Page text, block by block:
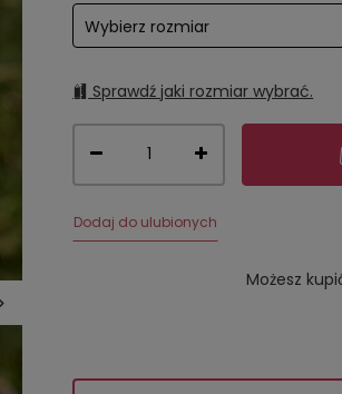
Wybierz rozmiar
Sprawdź jaki rozmiar wybrać.
Dodaj do ulubionych
Możesz